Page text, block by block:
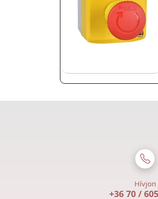
Hívjon
+36 70 /